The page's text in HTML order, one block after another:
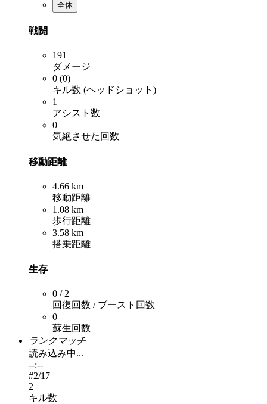
全体
戦闘
191
ダメージ
0 (0)
キル数 (ヘッドショット)
1
アシスト数
0
気絶させた回数
移動距離
4.66 km
移動距離
1.08 km
歩行距離
3.58 km
搭乗距離
生存
0 / 2
回復回数 / ブースト回数
0
蘇生回数
ランクマッチ
読み込み中...
--:--
#2/17
2
キル数